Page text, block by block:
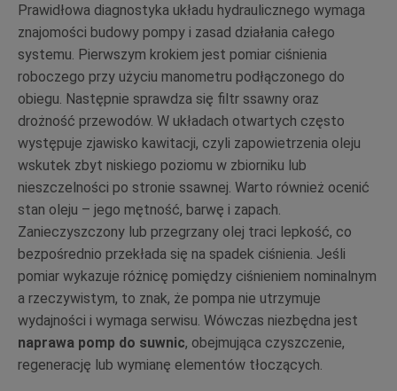
Prawidłowa diagnostyka układu hydraulicznego wymaga
znajomości budowy pompy i zasad działania całego
systemu. Pierwszym krokiem jest pomiar ciśnienia
roboczego przy użyciu manometru podłączonego do
obiegu. Następnie sprawdza się filtr ssawny oraz
drożność przewodów. W układach otwartych często
występuje zjawisko kawitacji, czyli zapowietrzenia oleju
wskutek zbyt niskiego poziomu w zbiorniku lub
nieszczelności po stronie ssawnej. Warto również ocenić
stan oleju – jego mętność, barwę i zapach.
Zanieczyszczony lub przegrzany olej traci lepkość, co
bezpośrednio przekłada się na spadek ciśnienia. Jeśli
pomiar wykazuje różnicę pomiędzy ciśnieniem nominalnym
a rzeczywistym, to znak, że pompa nie utrzymuje
wydajności i wymaga serwisu. Wówczas niezbędna jest
naprawa pomp do suwnic, obejmująca czyszczenie,
regenerację lub wymianę elementów tłoczących.